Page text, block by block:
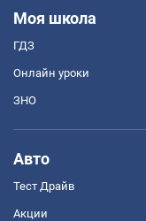
Моя школа
ГДЗ
Онлайн уроки
ЗНО
Авто
Тест Драйв
Акции